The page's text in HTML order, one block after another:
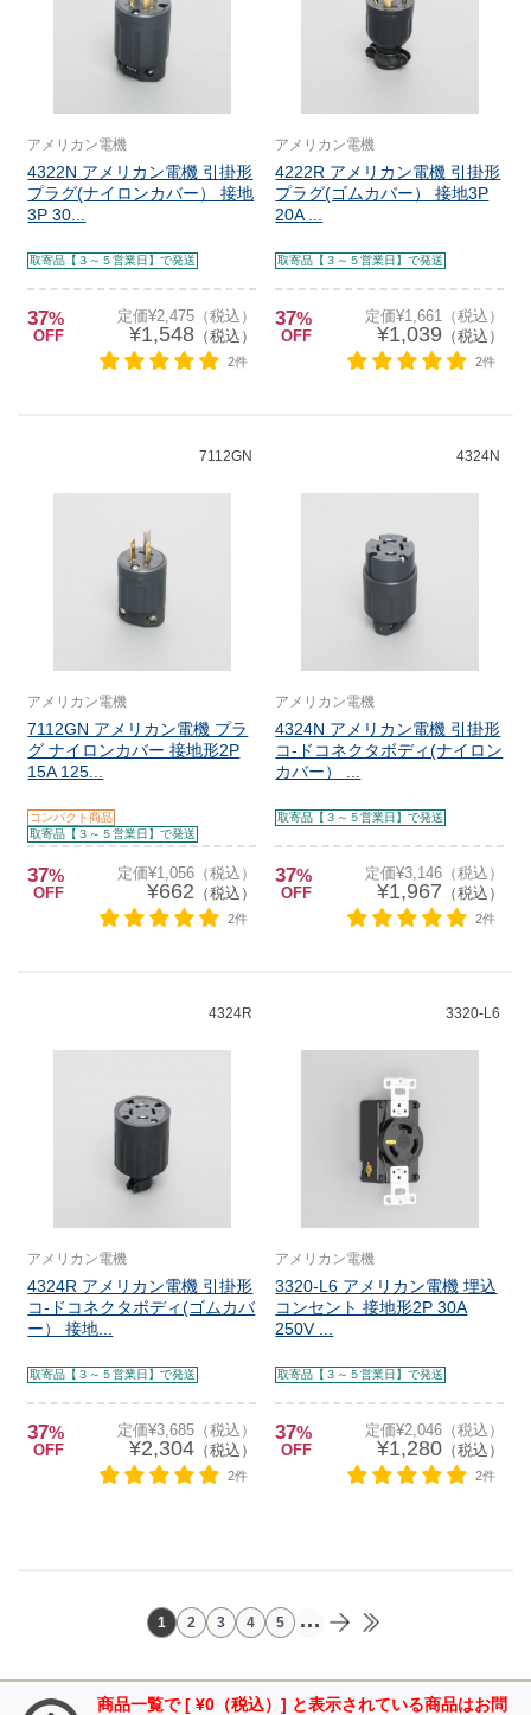
アメリカン電機
4322N アメリカン電機 引掛形
プラグ(ナイロンカバー） 接地
3P 30...
取寄品【３～５営業日】で発送
37%
OFF
定価¥2,475（税込）
¥1,548（税込）
2件
アメリカン電機
4222R アメリカン電機 引掛形
プラグ(ゴムカバー） 接地3P
20A ...
取寄品【３～５営業日】で発送
37%
OFF
定価¥1,661（税込）
¥1,039 （税込）
2件
7112GN
アメリカン電機
7112GN アメリカン電機 プラ
グ ナイロンカバー 接地形2P
15A 125...
コンパクト商品
取寄品【３～５営業日】で発送
37%
OFF
定価¥1,056（税込）
¥662 （税込）
2件
4324N
アメリカン電機
4324N アメリカン電機 引掛形
コ-ドコネクタボディ(ナイロン
カバー） ...
取寄品【３～５営業日】で発送
37%
OFF
定価¥3,146（税込）
¥1,967 （税込）
2件
4324R
アメリカン電機
4324R アメリカン電機 引掛形
コ-ドコネクタボディ(ゴムカバ
ー） 接地...
取寄品【３～５営業日】で発送
37%
OFF
定価¥3,685（税込）
¥2,304（税込）
2件
3320-L6
アメリカン電機
3320-L6 アメリカン電機 埋込
コンセント 接地形2P 30A
250V ...
取寄品【３～５営業日】で発送
37%
OFF
定価¥2,046（税込）
¥1,280（税込）
2件
1 2 3 4 5 ...
商品一覧で [ ¥0（税込）] と表示されている商品はお問